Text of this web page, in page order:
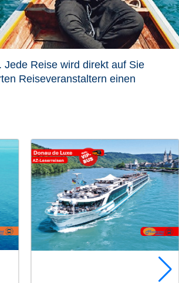
Reise wird direkt auf Sie
Reiseveranstaltern einen